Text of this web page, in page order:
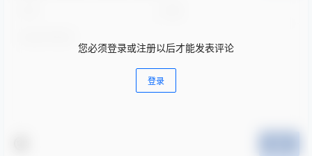
您必须登录或注册以后才能发表评论
登录